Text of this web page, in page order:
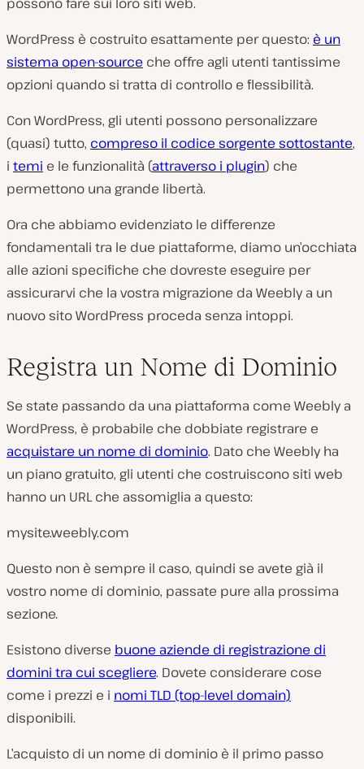
WordPress è costruito esattamente per questo: è un
sistema open-source che offre agli utenti tantissime
opzioni quando si tratta di controllo e flessibilità.
Con WordPress, gli utenti possono personalizzare
(quasi) tutto, compreso il codice sorgente sottostante,
i temi e le funzionalità (attraverso i plugin) che
permettono una grande libertà.
Ora che abbiamo evidenziato le differenze
fondamentali tra le due piattaforme, diamo un’occhiata
alle azioni specifiche che dovreste eseguire per
assicurarvi che la vostra migrazione da Weebly a un
nuovo sito WordPress proceda senza intoppi.
Registra un Nome di Dominio
Se state passando da una piattaforma come Weebly a
WordPress, è probabile che dobbiate registrare e
acquistare un nome di dominio. Dato che Weebly ha
un piano gratuito, gli utenti che costruiscono siti web
hanno un URL che assomiglia a questo:
mysite.weebly.com
Questo non è sempre il caso, quindi se avete già il
vostro nome di dominio, passate pure alla prossima
sezione.
Esistono diverse buone aziende di registrazione di
domini tra cui scegliere. Dovete considerare cose
come i prezzi e i nomi TLD (top-level domain)
disponibili.
L’acquisto di un nome di dominio è il primo passo